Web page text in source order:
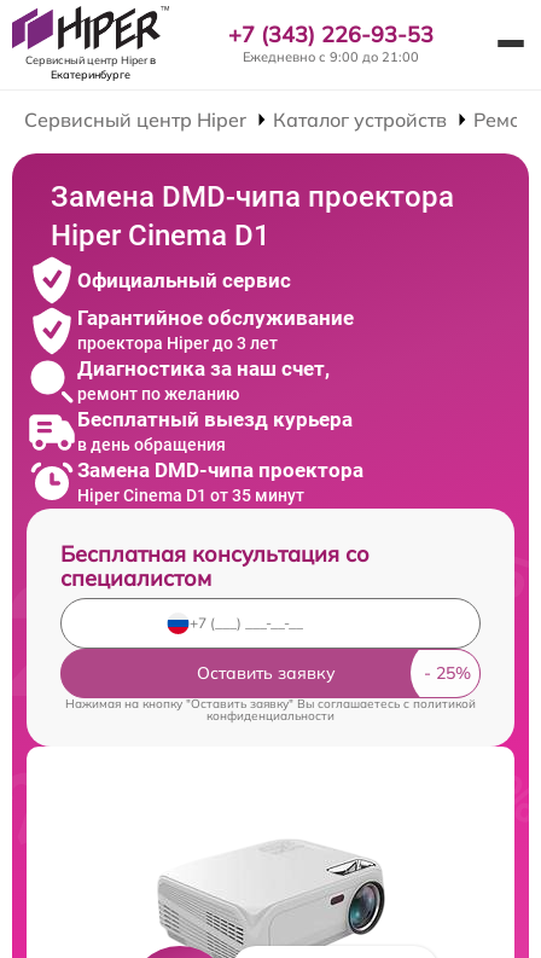
Сервисный центр Hiperв
Екатеринбурге
+7 (343) 226-93-53
Ежедневно с 9:00 до 21:00
Сервисный центр Hiper Каталог устройств
Замена DMD-чипа проектора
Hiper Cinema D1
Официальный сервис
Гарантийное обслуживание
проектора Hiper до 3 лет
Диагностика за наш счет,
ремонт по желанию
Бесплатный выезд курьера
в день обращения
Замена DMD-чипа проектора
Hiper Cinema D1 от 35 минут
Бесплатная консультация со
специалистом
Оставить заявку
Нажимая на кнопку "Оставить заявку" Вы соглашаетесь cполитикой
конфиденциальности